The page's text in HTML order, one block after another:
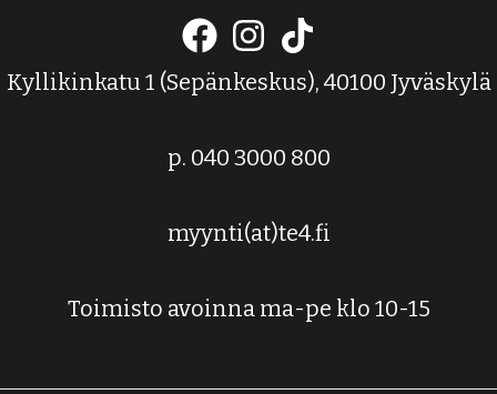
Kyllikinkatu 1 (Sepänkeskus), 40100 Jyväskylä
p. 040 3000 800
myynti(at)te4.fi
Toimisto avoinna ma-pe klo 10-15